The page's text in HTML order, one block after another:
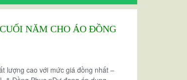
NĂM CHO ÁO ĐỒNG
lượng cao với mức giá đồng nhất –